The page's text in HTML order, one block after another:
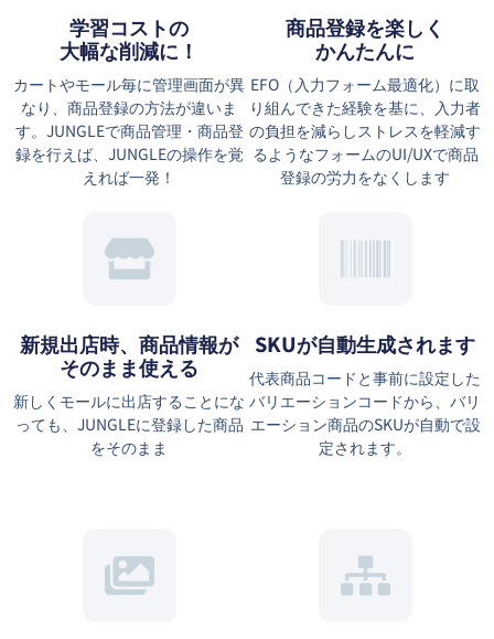
学習コストの
大幅な削減に！
カートやモール毎に管理画面が異
なり、商品登録の方法が違いま
す。JUNGLEで商品管理・商品登
録を行えば、JUNGLEの操作を覚
えれば一発！
商品登録を楽しく
かんたんに
EFO（⼊⼒フォーム最適化）に取
り組んできた経験を基に、⼊⼒者
の負担を減らしストレスを軽減す
るようなフォームのUI/UXで商品
登録の労力をなくします
新規出店時、商品情報が
そのまま使える
新しくモールに出店することにな
っても、JUNGLEに登録した商品
をそのまま
SKUが自動生成されます
代表商品コードと事前に設定した
バリエーションコードから、バリ
エーション商品のSKUが自動で設
定されます。